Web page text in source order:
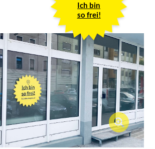
Ich bin
so frei!